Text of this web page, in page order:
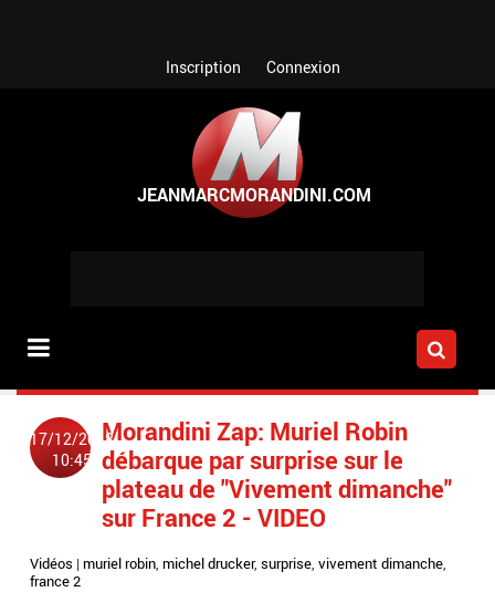
Inscription Connexion
17/12/2018
10:45
Morandini Zap: Muriel Robin
débarque par surprise sur le
plateau de "Vivement dimanche"
sur France 2 - VIDEO
Vidéos |muriel robin,michel drucker,surprise,vivement dimanche,
france 2